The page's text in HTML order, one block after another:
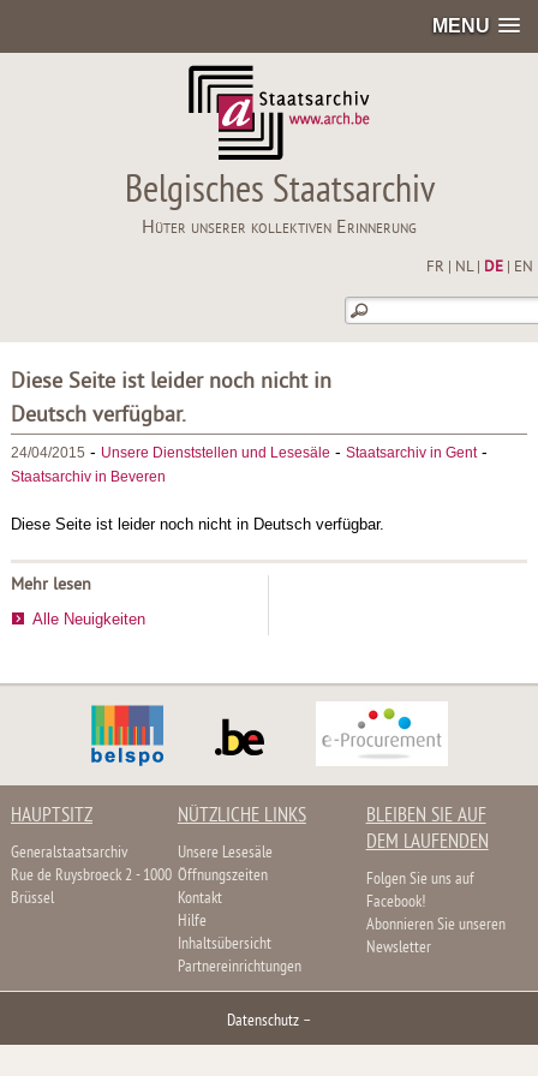
MENU
Belgisches Staatsarchiv
Hüter unserer kollektiven Erinnerung
FR NL| DE| EN
Diese Seite ist leider noch nicht in
Deutsch verfügbar.
24/04/2015 - Unsere Dienststellen und Lesesäle - Staatsarchiv in Gent-
Staatsarchiv in Beveren
Diese Seite ist leider noch nicht in Deutsch verfügbar.
Mehr lesen
Alle Neuigkeiten
HAUPTSITZ
Generalstaatsarchiv
Rue de Ruysbroeck 2 - 1000
Brüssel
NÜTZLICHE LINKS
Unsere Lesesäle
Öffnungszeiten
Kontakt
Hilfe
Inhaltsübersicht
Partnereinrichtungen
BLEIBEN SIE AUF
DEM LAUFENDEN
Folgen Sie uns auf
Facebook!
Abonnieren Sie unseren
Newsletter
Datenschutz –